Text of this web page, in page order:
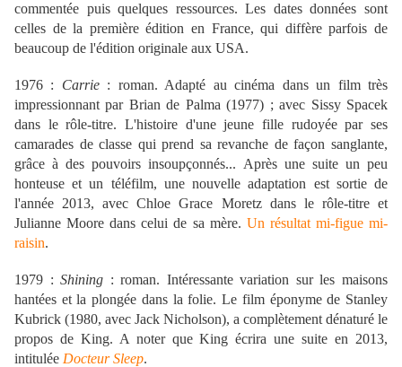
commentée puis quelques ressources. Les dates données sont
celles de la première édition en France, qui diffère parfois de
beaucoup de l'édition originale aux USA.
1976 : Carrie: roman. Adapté au cinéma dans un film très
impressionnant par Brian de Palma (1977) ; avec Sissy Spacek
dans le rôle-titre. L'histoire d'une jeune fille rudoyée par ses
camarades de classe qui prend sa revanche de façon sanglante,
grâce à des pouvoirs insoupçonnés... Après une suite un peu
honteuse et un téléfilm, une nouvelle adaptation est sortie de
l'année 2013, avec Chloe Grace Moretz dans le rôle-titre et
Julianne Moore dans celui de sa mère. Un résultat mi-figue mi-
raisin.
1979 :Shining : roman. Intéressante variation sur les maisons
hantées et la plongée dans la folie. Le film éponyme de Stanley
Kubrick (1980, avec Jack Nicholson), a complètement dénaturé le
propos de King. A noter que King écrira une suite en 2013,
intitulée Docteur Sleep.